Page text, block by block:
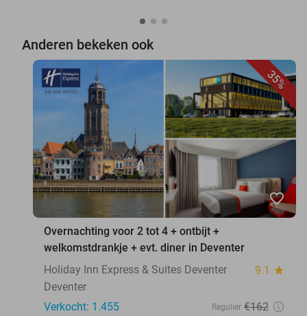
Anderen bekeken ook
35%
favorite_border
Overnachting voor 2 tot 4 + ontbijt +
welkomstdrankje + evt. diner in Deventer
Holiday Inn Express & Suites Deventer
9.1 star
Deventer
Verkocht: 1.455
Regulier €162